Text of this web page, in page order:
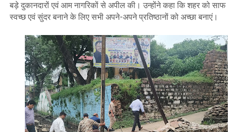
बड़े दुकानदारों एवं आम नागरिकों से अपील की। उन्होंने कहा कि शहर को साफ
स्वच्छ एवं सुंदर बनाने के लिए सभी अपने-अपने प्रतिष्ठानों को अच्छा बनाएं।